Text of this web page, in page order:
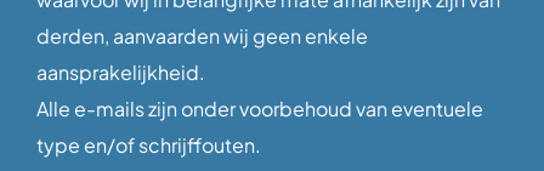
derden, aanvaarden wij geen enkele
aansprakelijkheid.
Alle e-mails zijn onder voorbehoud van eventuele
type en/of schrijffouten.